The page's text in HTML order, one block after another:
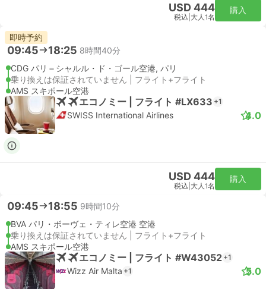
USD 444
税込 大人1名
購入
即時予約
09:45 18:25 8時間40分
CDG パリ＝シャルル・ド・ゴール空港, パリ
乗り換えは保証されていません | フライト+フライト
AMS スキポール空港
エコノミー | フライト #LX633 +1
SWISS International Airlines 4.0
USD 444
税込 大人1名
購入
09:45 18:55 9時間10分
BVA パリ・ボーヴェ・ティレ空港 空港
乗り換えは保証されていません | フライト+フライト
AMS スキポール空港
エコノミー | フライト #W43052 +1
Wizz Air Malta +1 5.0